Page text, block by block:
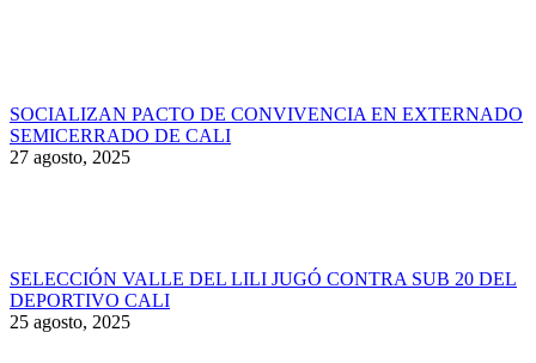
SOCIALIZAN PACTO DE CONVIVENCIA EN EXTERNADO
SEMICERRADO DE CALI
27 agosto, 2025
SELECCIÓN VALLE DEL LILI JUGÓ CONTRA SUB 20 DEL
DEPORTIVO CALI
25 agosto, 2025